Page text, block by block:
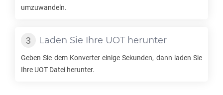
umzuwandeln.
Laden Sie Ihre UOTherunter
Geben Sie dem Konverter einige Sekunden, dann laden Sie
Ihre UOT Datei herunter.